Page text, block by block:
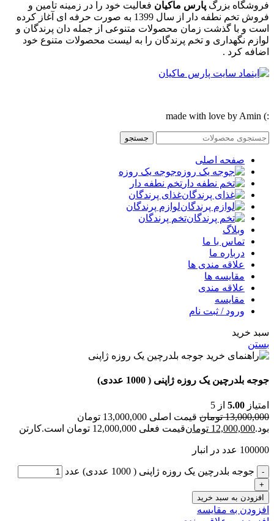
فروشگاه بزرگ پارس ماکیان فعالیت خود را در زمینه تامین و
فروش تخم نطفه دار از سال 1399 به صورت حرفه ای آغاز کرده
است و با گذشت زمان محصولات متنوعی از جمله دان پرندگان و
لوازم نگهداری و تخم پرندگان را به لیست محصولات متنوع خود
اضافه کرد .
:) made with love by Amin
جستجو
صفحه اصلی
جوجه یک روزه
تخم نطفه دار
غذای پرندگان
لوازم پرندگان
تخم پرندگان
وبلاگ
تماس با ما
درباره ما
علاقه مندی ها
مقایسه ها
علاقه مندی
مقايسه
ورود / ثبت نام
سبد خرید
بستن
جوجه بلدرچین یک روزه ژاپنی ( 1000 عددی)
امتیاز 5.00 از 5
13,000,000 تومان
قیمت اصلی 13,000,000 تومان
بود.12,000,000 تومانقیمت فعلی 12,000,000 تومان است. کارتن
100000 عدد در انبار
جوجه بلدرچین یک روزه ژاپنی ( 1000 عددی) عدد
افزودن به سبد خرید
افزودن به مقایسه